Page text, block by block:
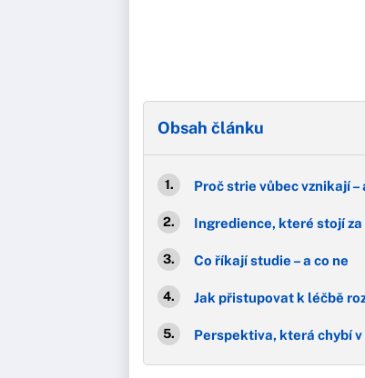
Obsah článku
Proč strie vůbec vznikají
Ingredience, které stojí
Co říkají studie – a co ne
Jak přistupovat k léčbě
Perspektiva, která chybí